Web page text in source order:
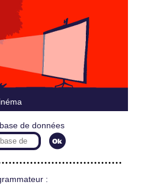
de données
: